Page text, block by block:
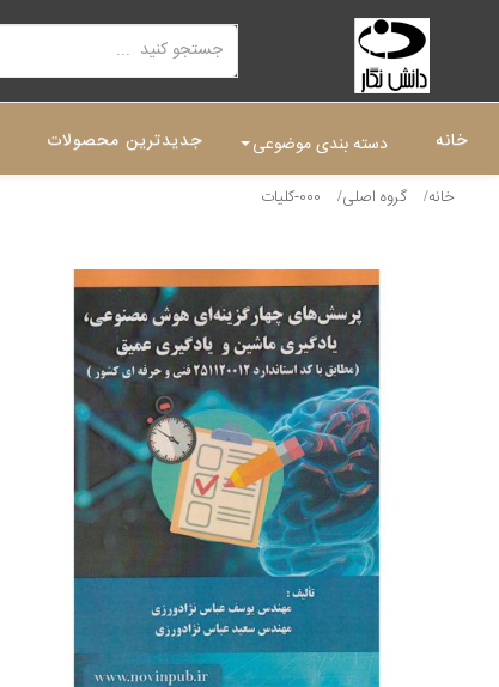
خانه دسته بندی موضوعی جدیدترین محصولات
خانه گروه اصلی 000-کلیات